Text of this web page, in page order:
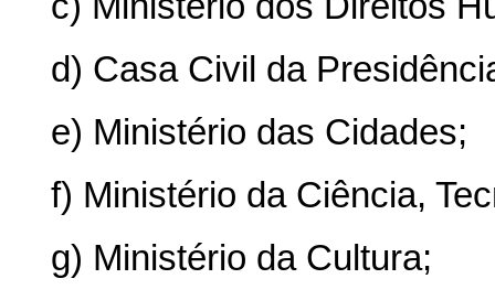
d) Casa Civil da
e) Ministério das Cidades;
f) Ministério da Ciência,
g) Ministério da Cultura;